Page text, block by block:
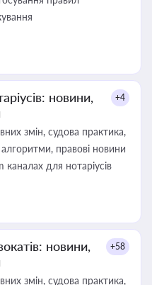
новини,
+4
змін, судова практика,
правові новини
для нотаріусів
новини,
+58
змін, судова практика,